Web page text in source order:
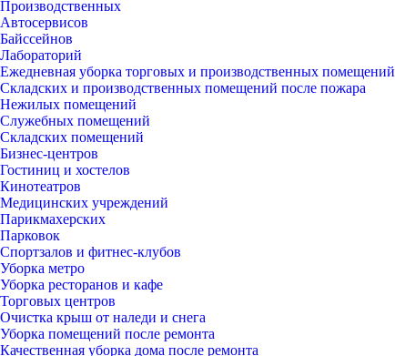
Производственных
Автосервисов
Байссейнов
Лабораторий
Ежедневная уборка торговых и производственных помещений
Складских и производственных помещений после пожара
Нежилых помещений
Служебных помещений
Складских помещений
Бизнес-центров
Гостиниц и хостелов
Кинотеатров
Медицинских учреждений
Парикмахерских
Парковок
Спортзалов и фитнес-клубов
Уборка метро
Уборка ресторанов и кафе
Торговых центров
Очистка крыш от наледи и снега
Уборка помещений после ремонта
Качественная уборка дома после ремонта